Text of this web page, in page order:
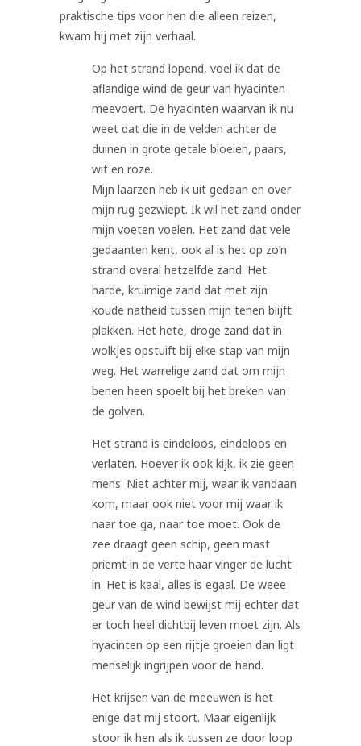
praktische tips voor hen die alleen reizen,
kwam hij met zijn verhaal.
Op het strand lopend, voel ik dat de
aflandige wind de geur van hyacinten
meevoert. De hyacinten waarvan ik nu
weet dat die in de velden achter de
duinen in grote getale bloeien, paars,
wit en roze.
Mijn laarzen heb ik uit gedaan en over
mijn rug gezwiept. Ik wil het zand onder
mijn voeten voelen. Het zand dat vele
gedaanten kent, ook al is het op zo’n
strand overal hetzelfde zand. Het
harde, kruimige zand dat met zijn
koude natheid tussen mijn tenen blijft
plakken. Het hete, droge zand dat in
wolkjes opstuift bij elke stap van mijn
weg. Het warrelige zand dat om mijn
benen heen spoelt bij het breken van
de golven.
Het strand is eindeloos, eindeloos en
verlaten. Hoever ik ook kijk, ik zie geen
mens. Niet achter mij, waar ik vandaan
kom, maar ook niet voor mij waar ik
naar toe ga, naar toe moet. Ook de
zee draagt geen schip, geen mast
priemt in de verte haar vinger de lucht
in. Het is kaal, alles is egaal. De weeë
geur van de wind bewijst mij echter dat
er toch heel dichtbij leven moet zijn. Als
hyacinten op een rijtje groeien dan ligt
menselijk ingrijpen voor de hand.
Het krijsen van de meeuwen is het
enige dat mij stoort. Maar eigenlijk
stoor ik hen als ik tussen ze door loop